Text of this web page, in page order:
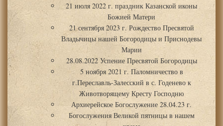
21 июля 2022 г. праздник Казанской иконы
Божией Матери
21 сентября 2023 г. Рождество Пресвятой
Владычицы нашей Богородицы и Приснодевы
Марии
28.08.2022 Успение Пресвятой Богородицы
5 ноября 2021 г. Паломничество в
г.Переславль-Залесский в с. Годенево к
Животворящему Кресту Господню
Архиерейское Богослужение 28.04.23 г.
Богослужения Великой пятницы в нашем